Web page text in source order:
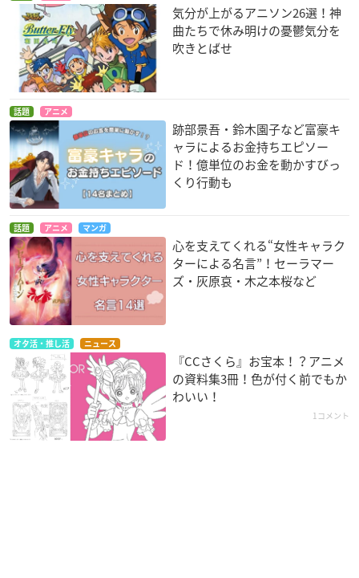
気分が上がるアニソン26選！神
曲たちで休み明けの憂鬱気分を
吹きとばせ
話題 アニメ
跡部景吾・鈴木園子など富豪キ
ャラによるお金持ちエピソー
ド！億単位のお金を動かすびっ
くり行動も
話題 アニメ マンガ
心を支えてくれる“女性キャラク
ターによる名言”！セーラマー
ズ・灰原哀・木之本桜など
オタ活・推し活 ニュース
『CCさくら』お宝本！？アニメ
の資料集3冊！色が付く前でもか
わいい！
1コメント